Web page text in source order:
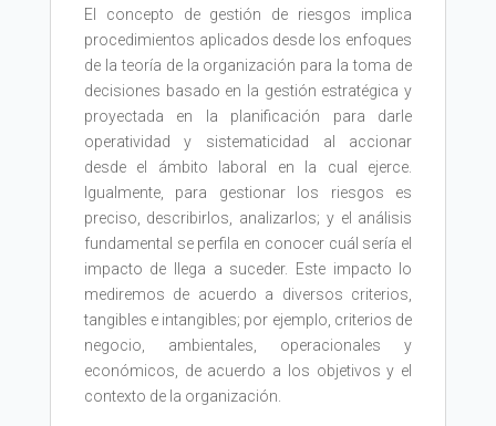
El concepto de gestión de riesgos implica
procedimientos aplicados desde los enfoques
de la teoría de la organización para la toma de
decisiones basado en la gestión estratégica y
proyectada en la planificación para darle
operatividad y sistematicidad al accionar
desde el ámbito laboral en la cual ejerce.
Igualmente, para gestionar los riesgos es
preciso, describirlos, analizarlos; y el análisis
fundamental se perfila en conocer cuál sería el
impacto de llega a suceder. Este impacto lo
mediremos de acuerdo a diversos criterios,
tangibles e intangibles; por ejemplo, criterios de
negocio, ambientales, operacionales y
económicos, de acuerdo a los objetivos y el
contexto de la organización.